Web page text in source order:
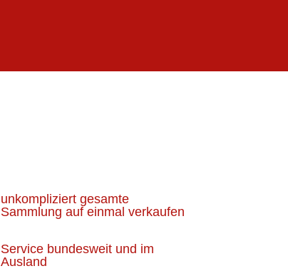
unkompliziert gesamte
Sammlung auf einmal verkaufen
Service bundesweit und im
Ausland